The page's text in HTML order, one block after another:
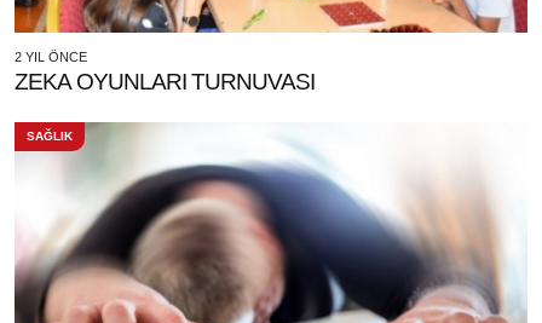
2 YIL ÖNCE
ZEKA OYUNLARI TURNUVASI
SAĞLIK